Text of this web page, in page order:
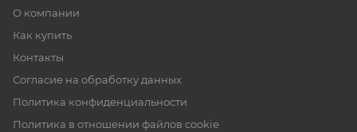
О компании
Как купить
Контакты
Согласие на обработку данных
Политика конфиденциальности
Политика в отношении файлов cookie